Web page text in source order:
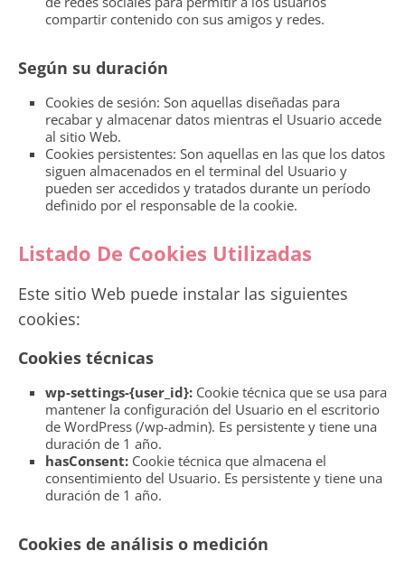
compartir contenido con sus amigos y redes.
Según su duración
Cookies de sesión: Son aquellas diseñadas para
recabar y almacenar datos mientras el Usuario accede
al sitio Web.
Cookies persistentes: Son aquellas en las que los datos
siguen almacenados en el terminal del Usuario y
pueden ser accedidos y tratados durante un período
definido por el responsable de la cookie.
Listado De Cookies Utilizadas
Este sitio Web puede instalar las siguientes
cookies:
Cookies técnicas
wp-settings-{user_id}:Cookie técnica que se usa para
mantener la configuración del Usuario en el escritorio
de WordPress (/wp-admin). Es persistente y tiene una
duración de 1 año.
hasConsent:Cookie técnica que almacena el
consentimiento del Usuario. Es persistente y tiene una
duración de 1 año.
Cookies de análisis o medición